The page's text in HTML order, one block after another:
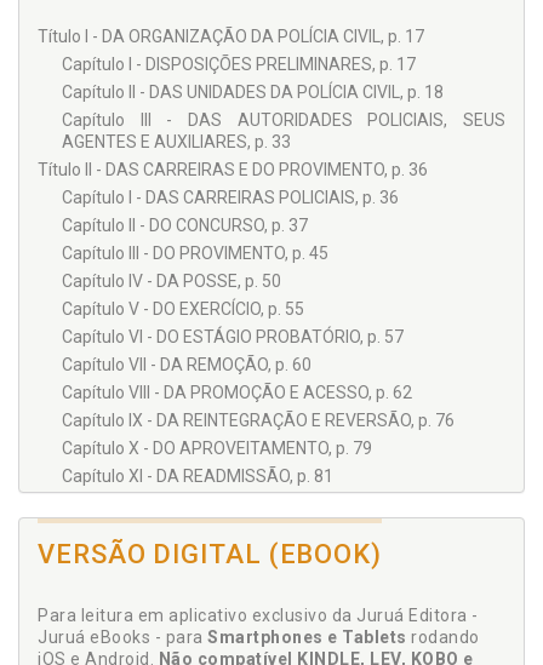
Título I - DA ORGANIZAÇÃO DA POLÍCIA CIVIL, p. 17
Capítulo I - DISPOSIÇÕES PRELIMINARES, p. 17
Capítulo II - DAS UNIDADES DA POLÍCIA CIVIL, p. 18
Capítulo III - DAS AUTORIDADES POLICIAIS, SEUS
AGENTES E AUXILIARES, p. 33
Título II - DAS CARREIRAS E DO PROVIMENTO, p. 36
Capítulo I - DAS CARREIRAS POLICIAIS, p. 36
Capítulo II - DO CONCURSO, p. 37
Capítulo III - DO PROVIMENTO, p. 45
Capítulo IV - DA POSSE, p. 50
Capítulo V - DO EXERCÍCIO, p. 55
Capítulo VI - DO ESTÁGIO PROBATÓRIO, p. 57
Capítulo VII - DA REMOÇÃO, p. 60
Capítulo VIII - DA PROMOÇÃO E ACESSO, p. 62
Capítulo IX - DA REINTEGRAÇÃO E REVERSÃO, p. 76
Capítulo X - DO APROVEITAMENTO, p. 79
Capítulo XI - DA READMISSÃO, p. 81
Título III - DOS DIREITOS, PRERROGATIVAS E VANTAGENS, p.
Capítulo I - DOS DIREITOS E PRERROGATIVAS, p. 88
Capítulo II - DO VENCIMENTO E DAS VANTAGENS, p. 90
VERSÃO DIGITAL (EBOOK)
Para leitura em aplicativo exclusivo da Juruá Editora -
Juruá eBooks - para Smartphones e Tablets rodando
iOS e Android. Não compatível KINDLE, LEV, KOBO e